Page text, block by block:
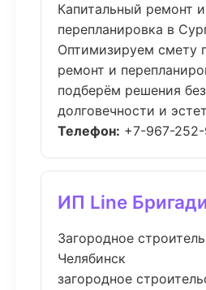
Капитальный ремонт и
перепланировка в
Оптимизируем смету
ремонт и
подберём решения
долговечности и
Телефон: +7-967-
ИП Line
Загородное
Челябинск
загородное